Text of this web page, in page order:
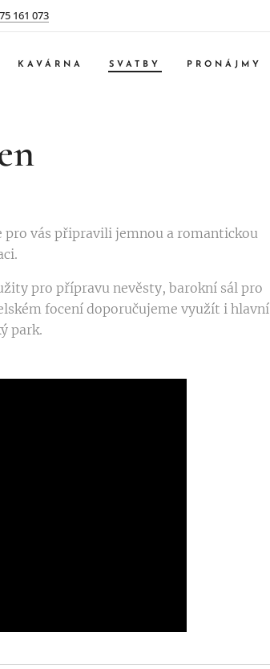
161 073
KAVÁRNA SVATBY PRONÁJMY
pro vás připravili jemnou a romantickou
pro přípravu nevěsty, barokní sál pro
focení doporučujeme využít i hlavní
park.